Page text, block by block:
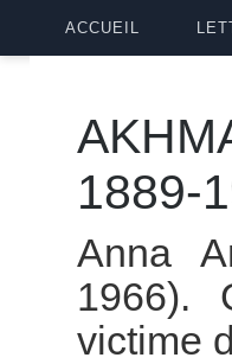
ACCUEIL
1889-
Anna
1966).
victime